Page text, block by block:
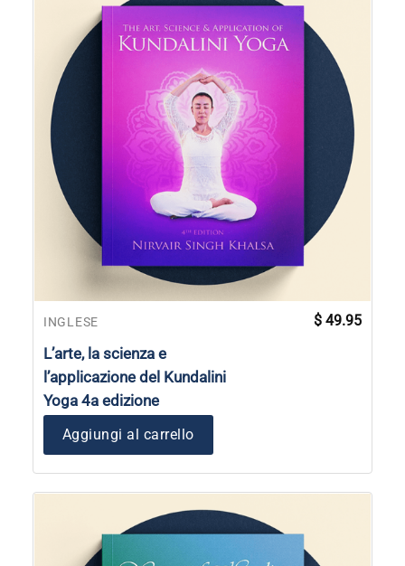
INGLESE
L’arte, la scienza e
l’applicazione del Kundalini
Yoga 4a edizione
$ 49.95
Aggiungi al carrello